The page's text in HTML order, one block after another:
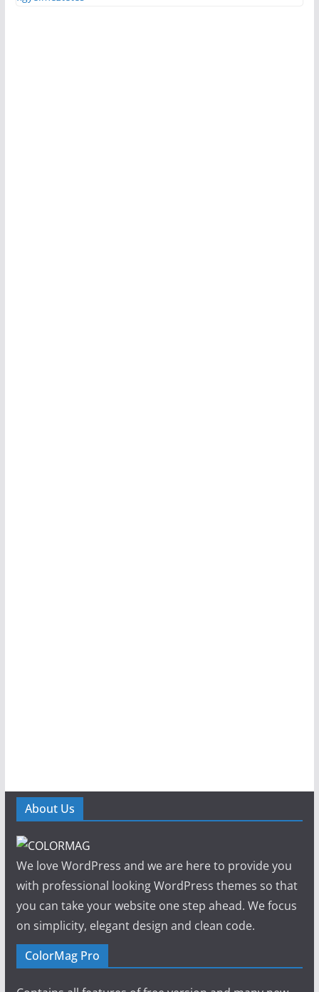
About Us
We love WordPress and we are here to provide you
with professional looking WordPress themes so that
you can take your website one step ahead. We focus
on simplicity, elegant design and clean code.
ColorMag Pro